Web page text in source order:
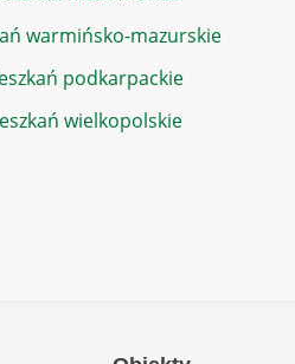
warmińsko-mazurskie
podkarpackie
wielkopolskie